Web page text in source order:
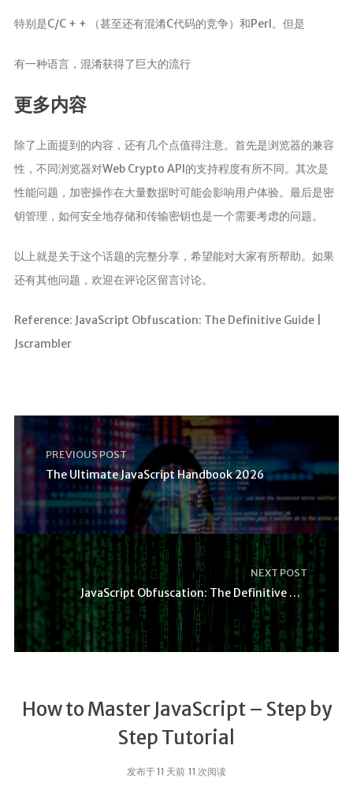
特别是C/C + + （甚至还有混淆C代码的竞争）和Perl。但是
有一种语言，混淆获得了巨大的流行
更多内容
除了上面提到的内容，还有几个点值得注意。首先是浏览器的兼容
性，不同浏览器对Web Crypto API的支持程度有所不同。其次是
性能问题，加密操作在大量数据时可能会影响用户体验。最后是密
钥管理，如何安全地存储和传输密钥也是一个需要考虑的问题。
以上就是关于这个话题的完整分享，希望能对大家有所帮助。如果
还有其他问题，欢迎在评论区留言讨论。
Reference: JavaScript Obfuscation: The Definitive Guide |
Jscrambler
PREVIOUS POST
The Ultimate JavaScript Handbook 2026
NEXT POST
JavaScript Obfuscation: The Definitive Guide | Jsc
How to Master JavaScript – Step by
Step Tutorial
发布于 11 天前 11 次阅读